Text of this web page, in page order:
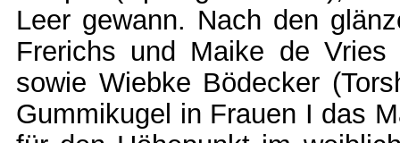
Leer gewann. Nach den
Frerichs und Maike de
sowie Wiebke Bödecker
Gummikugel in Frauen I das